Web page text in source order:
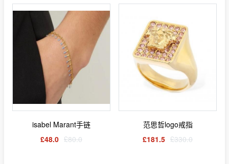
isabel Marant手链
£48.0 £80.0
范思哲logo戒指
£181.5 £330.0